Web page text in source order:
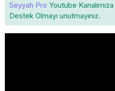
Seyyah Pro Youtube Kanalımıza
Destek Olmayı unutmayınız.